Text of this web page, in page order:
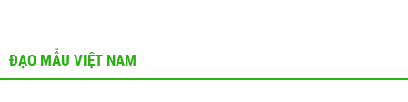
ĐẠO MẪU VIỆT NAM